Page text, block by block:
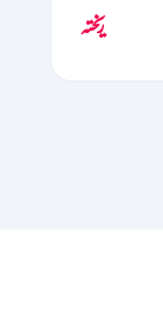
ریختہ